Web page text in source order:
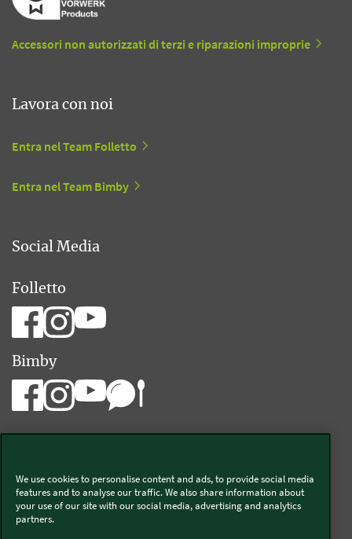
Accessori non autorizzati di terzi e riparazioni improprie
Lavora con noi
Entra nel Team Folletto
Entra nel Team Bimby
Social Media
Folletto
Bimby
Vorwerk Italia s.a.s. di Vorwerk Management s.r.l.
C.F. e P.Iva 00793630153
We use cookies to personalise content and ads, to provide social media
features and to analyse our traffic. We also share information about
your use of our site with our social media, advertising and analytics
partners.